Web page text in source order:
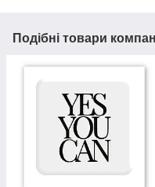
Подібні товари